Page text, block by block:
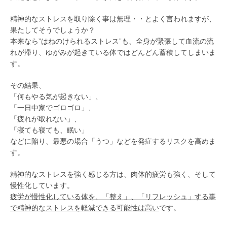
精神的なストレスを取り除く事は無理・・とよく言われますが、
果たしてそうでしょうか？
本来なら”はねのけられるストレス”も、全身が緊張して血流の流
れが滞り、ゆがみが起きている体ではどんどん蓄積してしまいま
す。
その結果、
「何もやる気が起きない」、
「一日中家でゴロゴロ」、
「疲れが取れない」、
「寝ても寝ても、眠い」
などに陥り、最悪の場合「うつ」などを発症するリスクを高めま
す。
精神的なストレスを強く感じる方は、肉体的疲労も強く、そして
慢性化しています。
疲労が慢性化している体を、「整え」、「リフレッシュ」する事
で精神的なストレスを軽減できる可能性は高いです。